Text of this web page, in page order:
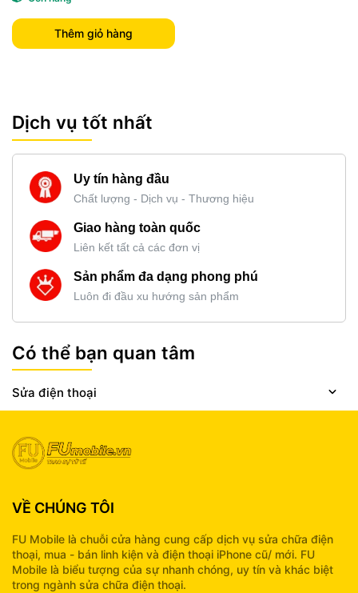
Thêm giỏ hàng
Dịch vụ tốt nhất
Uy tín hàng đầu
Chất lượng - Dịch vụ - Thương hiệu
Giao hàng toàn quốc
Liên kết tất cả các đơn vị
Sản phẩm đa dạng phong phú
Luôn đi đầu xu hướng sản phẩm
Có thể bạn quan tâm
Sửa điện thoại
VỀ CHÚNG TÔI
FU Mobile là chuỗi cửa hàng cung cấp dịch vụ sửa chữa điện
thoại, mua - bán linh kiện và điện thoại iPhone cũ/ mới. FU
Mobile là biểu tượng của sự nhanh chóng, uy tín và khác biệt
trong ngành sửa chữa điện thoại.